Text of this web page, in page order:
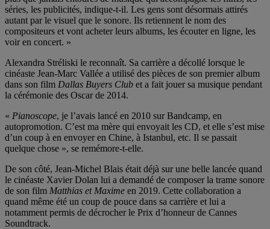
séries, les publicités, indique-t-il. Les gens sont désormais attirés
autant par le visuel que le sonore. Ils retiennent le nom des
compositeurs et vont acheter leurs albums, les écouter en ligne, les
voir en concert. »
Alexandra Stréliski le reconnaît. Sa carrière a décollé lorsque le
cinéaste Jean-Marc Vallée a utilisé des pièces de son premier album
dans son film Dallas Buyers Club et a fait jouer sa musique pendant
la cérémonie des Oscar de 2014.
« Pianoscope, je l’avais lancé en 2010 sur Bandcamp, en
autopromotion. C’est ma mère qui envoyait les CD, et elle s’est mise
d’un coup à en envoyer en Chine, à Istanbul, etc. Il se passait
quelque chose », se remémore-t-elle.
De son côté, Jean-Michel Blais était déjà sur une belle lancée quand
le cinéaste Xavier Dolan lui a demandé de composer la trame sonore
de son film Matthias et Maxime en 2019. Cette collaboration a
quand même été un coup de pouce dans sa carrière et lui a
notamment permis de décrocher le Prix d’honneur de Cannes
Soundtrack.